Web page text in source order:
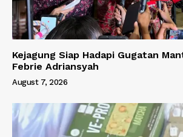
Kejagung Siap Hadapi Gugatan
Febrie Adriansyah
August 7, 2026